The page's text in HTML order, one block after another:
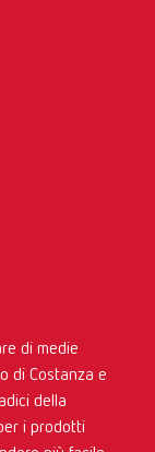
di medie
di Costanza e
della
i prodotti